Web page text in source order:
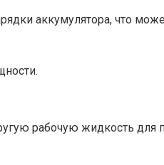
аккумулятора, что
рабочую жидкость для